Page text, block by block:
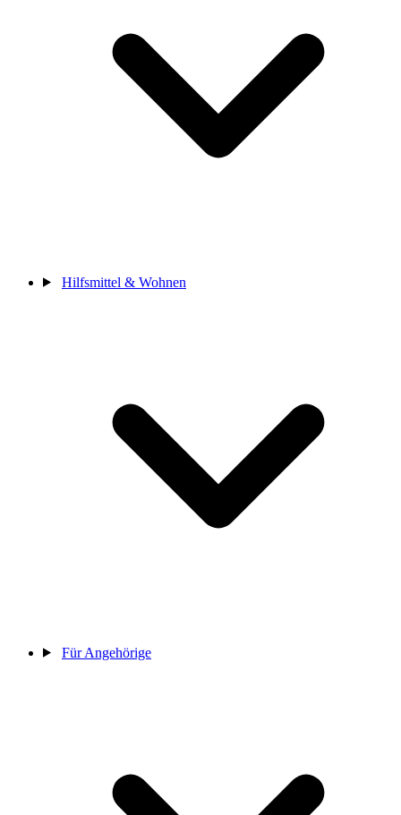
Hilfsmittel & Wohnen
Für Angehörige